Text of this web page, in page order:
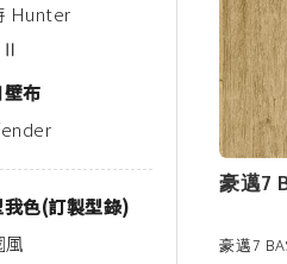
Hunter
布
我色(訂製型錄)
風
豪邁7
豪邁7